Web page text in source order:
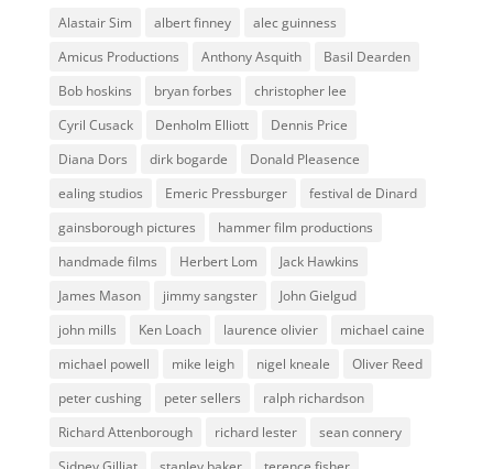
Alastair Sim albert finney
alec guinness
Amicus Productions
Anthony Asquith
Basil Dearden
Bob hoskins
bryan forbes
christopher lee
Cyril Cusack
Denholm Elliott
Dennis Price
Diana Dors
dirk bogarde
Donald Pleasence
ealing studios
Emeric Pressburger
festival de Dinard
gainsborough pictures
hammer film productions
handmade films
Herbert Lom
Jack Hawkins
James Mason
jimmy sangster
John Gielgud
john mills
Ken Loach laurence olivier
michael caine
michael powell
mike leigh nigel kneale
Oliver Reed
peter cushing
peter sellers
ralph richardson
Richard Attenborough
richard lester
sean connery